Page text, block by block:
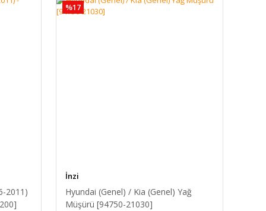
2011)
%17
İnzi
Hyundai (Genel) / Kia (Genel) Yağ
Müşürü [94750-21030]